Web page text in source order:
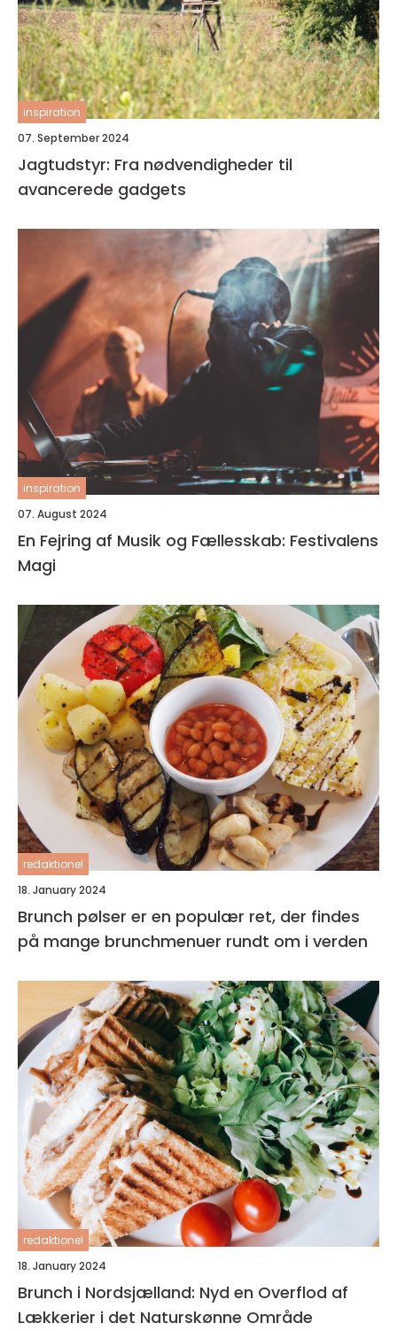
inspiration
07. September 2024
Jagtudstyr: Fra nødvendigheder til
avancerede gadgets
inspiration
07. August 2024
En Fejring af Musik og Fællesskab: Festivalens
Magi
redaktionel
18. January 2024
Brunch pølser er en populær ret, der findes
på mange brunchmenuer rundt om i verden
redaktionel
18. January 2024
Brunch i Nordsjælland: Nyd en Overflod af
Lækkerier i det Naturskønne Område